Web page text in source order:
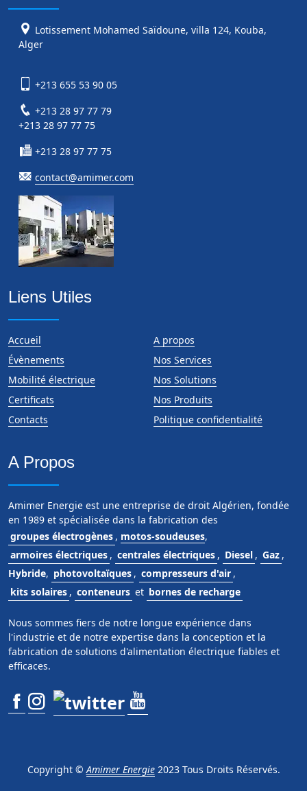
Lotissement Mohamed Saïdoune, villa 124, Kouba,
Alger
+213 655 53 90 05
+213 28 97 77 79
+213 28 97 77 75
+213 28 97 77 75
contact@amimer.com
Liens Utiles
Accueil
A propos
Évènements
Nos Services
Mobilité électrique
Nos Solutions
Certificats
Nos Produits
Contacts
Politique confidentialité
A Propos
Amimer Energie est une entreprise de droit Algérien, fondée
en 1989 et spécialisée dans la fabrication des
groupes électrogènes , motos-soudeuses,
armoires électriques , centrales électriques , Diesel , Gaz ,
Hybride, photovoltaïques , compresseurs d'air ,
kits solaires , conteneurs et bornes de recharge
Nous sommes fiers de notre longue expérience dans
l'industrie et de notre expertise dans la conception et la
fabrication de solutions d'alimentation électrique fiables et
efficaces.
Copyright © Amimer Energie2023 Tous Droits Réservés.